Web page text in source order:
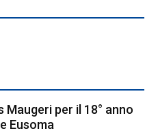
Maugeri per il 18° anno
Eusoma